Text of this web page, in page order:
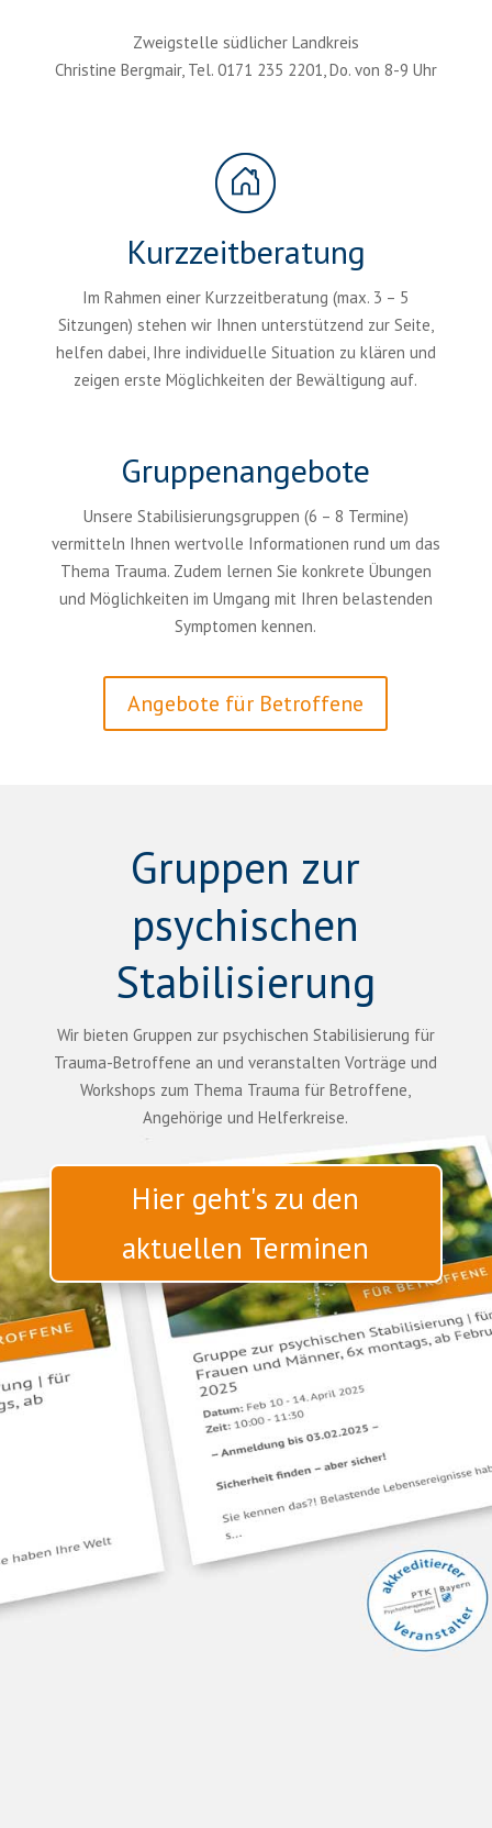
Zweigstelle südlicher Landkreis
Christine Bergmair, Tel. 0171 235 2201, Do. von 8-9 Uhr
Kurzzeitberatung
Im Rahmen einer Kurzzeitberatung (max. 3 – 5
Sitzungen) stehen wir Ihnen unterstützend zur Seite,
helfen dabei, Ihre individuelle Situation zu klären und
zeigen erste Möglichkeiten der Bewältigung auf.
Gruppenangebote
Unsere Stabilisierungsgruppen (6 – 8 Termine)
vermitteln Ihnen wertvolle Informationen rund um das
Thema Trauma. Zudem lernen Sie konkrete Übungen
und Möglichkeiten im Umgang mit Ihren belastenden
Symptomen kennen.
Angebote für Betroffene
Gruppen zur
psychischen
Stabilisierung
Wir bieten Gruppen zur psychischen Stabilisierung für
Trauma-Betroffene an und veranstalten Vorträge und
Workshops zum Thema Trauma für Betroffene,
Angehörige und Helferkreise.
Hier geht's zu den
aktuellen Terminen